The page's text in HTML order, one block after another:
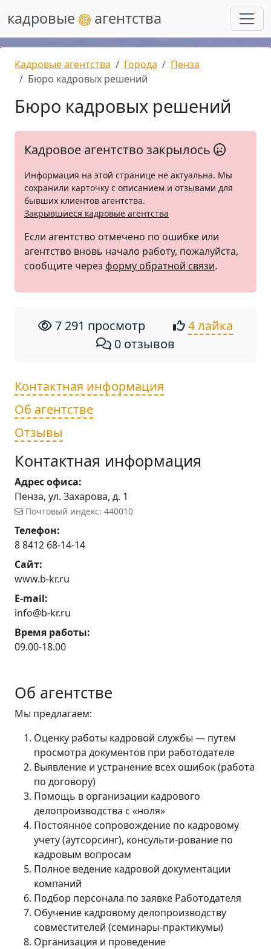
кадровые агентства
Кадровые агентства Города
Пенза
Бюро кадровых решений
Бюро кадровых решений
Кадровое агентство закрылось
Информация на этой странице не актуальна. Мы
сохранили карточку с описанием и отзывами для
бывших клиентов агентства.
Закрывшиеся кадровые агентства
Если агентство отмечено по ошибке или
агентство вновь начало работу, пожалуйста,
сообщите через форму обратной связи.
7 291 просмотр
4 лайка
0 отзывов
Контактная информация
Об агентстве
Отзывы
Контактная информация
Адрес офиса:
Пенза, ул. Захарова, д. 1
Почтовый индекс: 440010
Телефон:
8 8412 68-14-14
Сайт:
www.b-kr.ru
E-mail:
info@b-kr.ru
Время работы:
09.00-18.00
Об агентстве
Мы предлагаем:
Оценку работы кадровой службы — путем
просмотра документов при работодателе
Выявление и устранение всех ошибок (работа
по договору)
Помощь в организации кадрового
делопроизводства с «ноля»
Постоянное сопровождение по кадровому
учету (аутсорсинг), консульти-рование по
кадровым вопросам
Полное ведение кадровой документации
компаний
Подбор персонала по заявке Работодателя
Обучение кадровому делопроизводству
совместителей (семинары-практикумы)
Организация и проведение